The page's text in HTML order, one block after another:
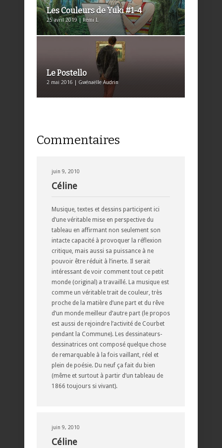
Les Couleurs de Yuki #1-4
25 avril 2019 | Rémi I.
Le Postello
2 mai 2016 | Gwénaëlle Audrin
Commentaires
juin 9, 2010
Céline
Musique, textes et dessins participent ici
d’une véritable mise en perspective du
tableau en affirmant non seulement son
intacte capacité à provoquer la réflexion
critique, mais aussi sa puissance à ne
pouvoir être réduit à l’inerte. Il serait
intéressant de voir comment tout ce petit
monde (original) a travaillé. La musique est
comme un véritable trait de couleur, très
proche de la matière d’une part et du rêve
d’un monde meilleur d’autre part (le propos
est aussi de rejoindre l’activité de Courbet
pendant la Commune). Les dessinateurs-
dessinatrices ont composé quelque chose
de remarquable à la fois vaillant, réel et
plein de poésie. Du neuf ça fait du bien
(même et surtout à partir d’un tableau de
1866 toujours si vivant).
juin 9, 2010
Céline